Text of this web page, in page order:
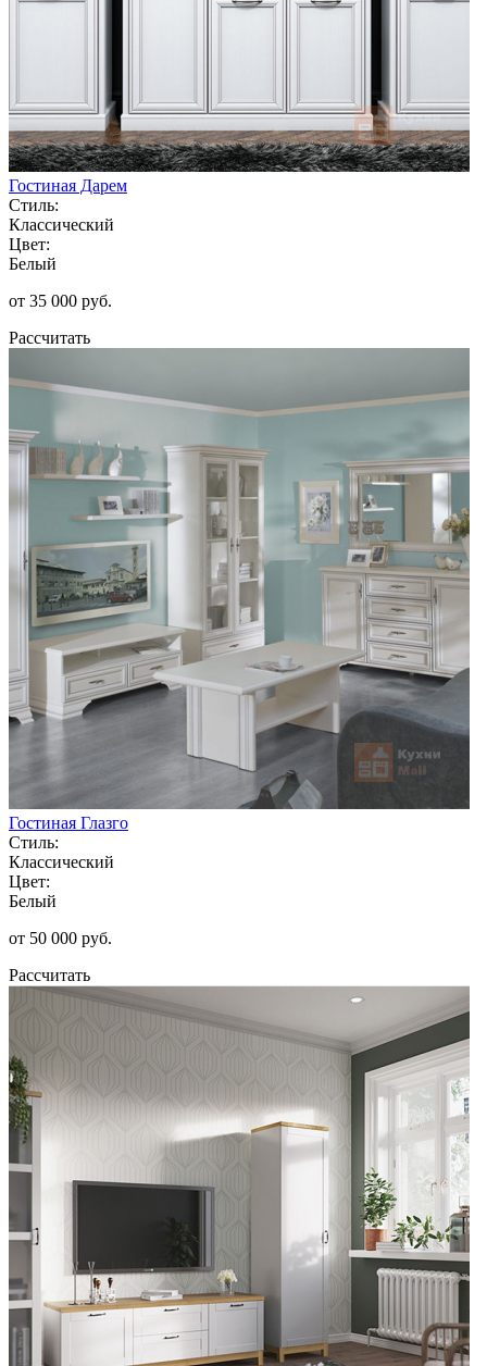
Гостиная Дарем
Стиль:
Классический
Цвет:
Белый
от 35 000 руб.
Рассчитать
Гостиная Глазго
Стиль:
Классический
Цвет:
Белый
от 50 000 руб.
Рассчитать